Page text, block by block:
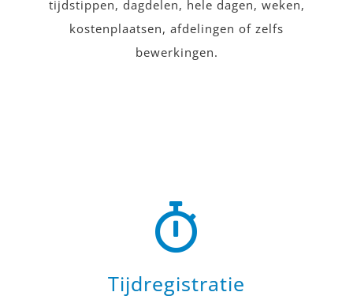
tijdstippen, dagdelen, hele dagen, weken,
kostenplaatsen, afdelingen of zelfs
bewerkingen.
Tijdregistratie